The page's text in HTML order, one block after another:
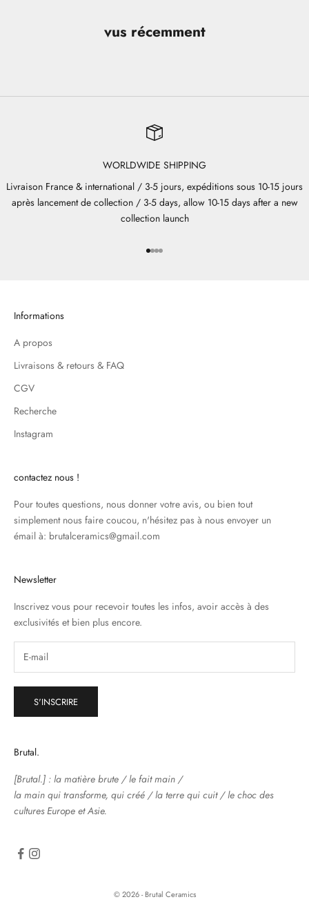
vus récemment
WORLDWIDE SHIPPING
Livraison France & international / 3-5 jours, expéditions sous 10-15 jours
après lancement de collection / 3-5 days, allow 10-15 days after a new
collection launch
Aller à l'élément 1
Aller à l'élément 2
Aller à l'élément 3
Aller à l'élément 4
Informations
A propos
Livraisons & retours & FAQ
CGV
Recherche
Instagram
contactez nous !
Pour toutes questions, nous donner votre avis, ou bien tout
simplement nous faire coucou, n'hésitez pas à nous envoyer un
émail à: brutalceramics@gmail.com
Newsletter
Inscrivez vous pour recevoir toutes les infos, avoir accès à des
exclusivités et bien plus encore.
S'INSCRIRE
Brutal.
[Brutal.] : la matière brute / le fait main /
la main qui transforme, qui créé / la terre qui cuit / le choc des
cultures Europe et Asie.
© 2026 - Brutal Ceramics